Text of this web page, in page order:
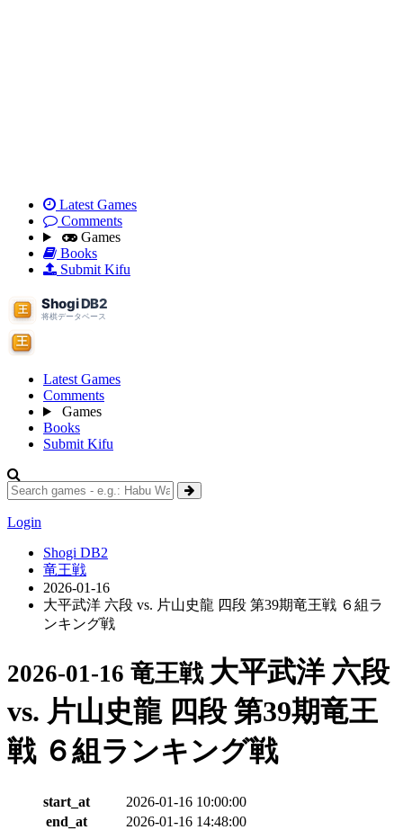
Latest Games
Comments
Games
Books
Submit Kifu
Latest Games
Comments
Games
Books
Submit Kifu
Login
Shogi DB2
竜王戦
2026-01-16
大平武洋 六段 vs. 片山史龍 四段 第39期竜王戦 ６組ラ
ンキング戦
2026-01-16 竜王戦 大平武洋 六段
vs. 片山史龍 四段 第39期竜王
戦 ６組ランキング戦
start_at
2026-01-16 10:00:00
end_at
2026-01-16 14:48:00